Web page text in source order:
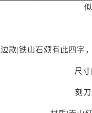
边款|铁山石颂有此四字
尺
刻